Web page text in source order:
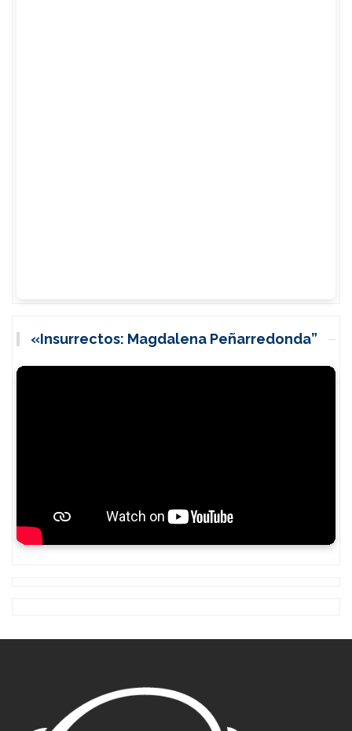
«Insurrectos: Magdalena Peñarredonda”